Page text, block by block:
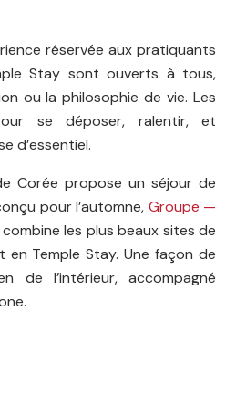
réservée aux pratiquants
Stay sont ouverts à tous,
ou la philosophie de vie. Les
se déposer, ralentir, et
d’essentiel.
Corée propose un séjour de
pour l’automne, Groupe —
combine les plus beaux sites de
en Temple Stay. Une façon de
de l’intérieur, accompagné